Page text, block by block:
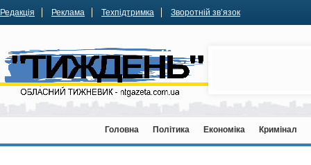
Редакція Реклама Техпідтримка Зворотній зв’язок
Головна Політика Економіка Кримінал